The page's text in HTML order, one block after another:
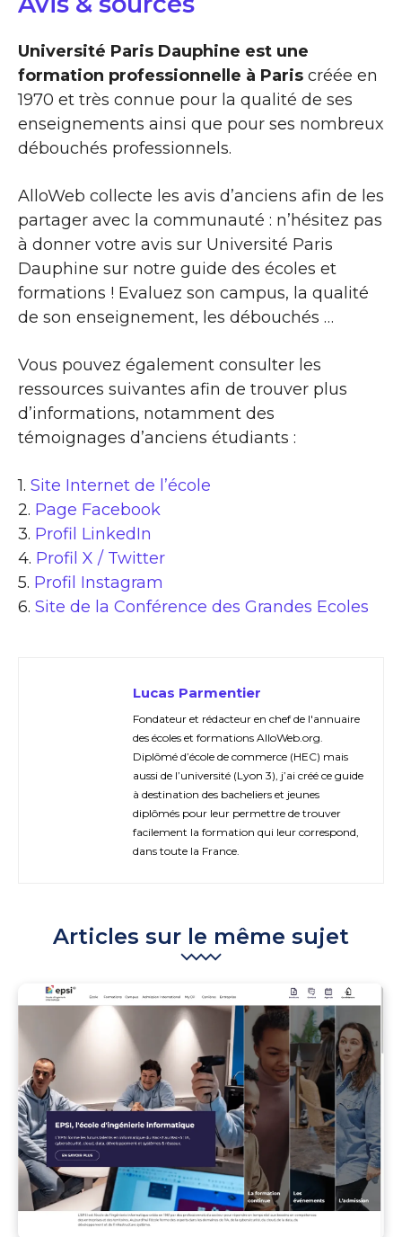
Université Paris Dauphine est une
formation professionnelle à Paris créée en
1970 et très connue pour la qualité de ses
enseignements ainsi que pour ses nombreux
débouchés professionnels.
AlloWeb collecte les avis d’anciens afin de les
partager avec la communauté : n’hésitez pas
à donner votre avis sur Université Paris
Dauphine sur notre guide des écoles et
formations ! Evaluez son campus, la qualité
de son enseignement, les débouchés …
Vous pouvez également consulter les
ressources suivantes afin de trouver plus
d’informations, notamment des
témoignages d’anciens étudiants :
1. Site Internet de l’école
2. Page Facebook
3. Profil LinkedIn
4. Profil X / Twitter
5. Profil Instagram
6. Site de la Conférence des Grandes Ecoles
Lucas Parmentier
Fondateur et rédacteur en chef de l'annuaire
des écoles et formations AlloWeb.org.
Diplômé d’école de commerce (HEC) mais
aussi de l’université (Lyon 3), j’ai créé ce guide
à destination des bacheliers et jeunes
diplômés pour leur permettre de trouver
facilement la formation qui leur correspond,
dans toute la France.
Articles sur le même sujet